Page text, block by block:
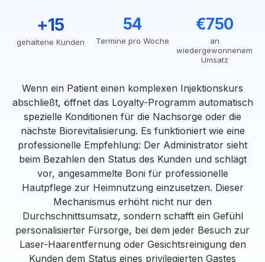
+15
gehaltene Kunden
54
Termine pro Woche
€750
an
wiedergewonnenem
Umsatz
Wenn ein Patient einen komplexen Injektionskurs
abschließt, öffnet das Loyalty-Programm automatisch
spezielle Konditionen für die Nachsorge oder die
nächste Biorevitalisierung. Es funktioniert wie eine
professionelle Empfehlung: Der Administrator sieht
beim Bezahlen den Status des Kunden und schlägt
vor, angesammelte Boni für professionelle
Hautpflege zur Heimnutzung einzusetzen. Dieser
Mechanismus erhöht nicht nur den
Durchschnittsumsatz, sondern schafft ein Gefühl
personalisierter Fürsorge, bei dem jeder Besuch zur
Laser-Haarentfernung oder Gesichtsreinigung den
Kunden dem Status eines privilegierten Gastes